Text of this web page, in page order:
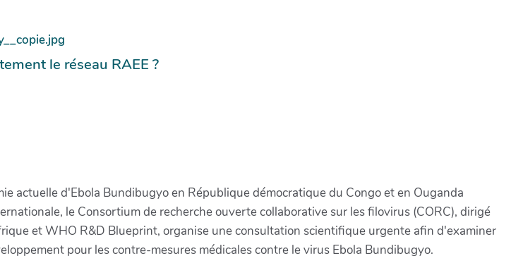
le réseau RAEE ?
actuelle d'Ebola Bundibugyo en République démocratique du Congo et en Ouganda
le Consortium de recherche ouverte collaborative sur les filovirus (CORC), dirigé
et WHO R&D Blueprint, organise une consultation scientifique urgente afin d'examiner
pour les contre-mesures médicales contre le virus Ebola Bundibugyo.